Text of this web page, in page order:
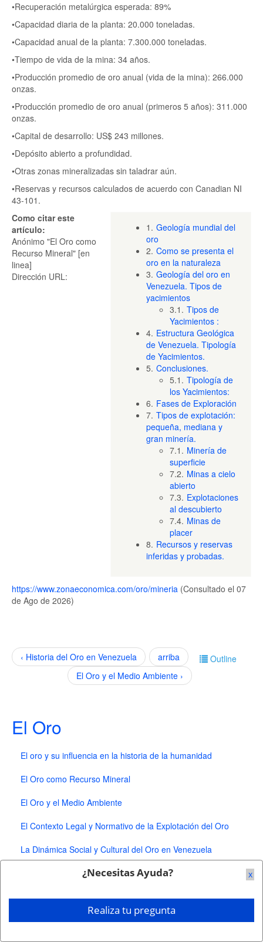
•Recuperación metalúrgica esperada: 89%
•Capacidad diaria de la planta: 20.000 toneladas.
•Capacidad anual de la planta: 7.300.000 toneladas.
•Tiempo de vida de la mina: 34 años.
•Producción promedio de oro anual (vida de la mina): 266.000
onzas.
•Producción promedio de oro anual (primeros 5 años): 311.000
onzas.
•Capital de desarrollo: US$ 243 millones.
•Depósito abierto a profundidad.
•Otras zonas mineralizadas sin taladrar aún.
•Reservas y recursos calculados de acuerdo con Canadian NI
43-101.
1. Geología mundial del
oro
2. Como se presenta el
oro en la naturaleza
3. Geología del oro en
Venezuela. Tipos de
yacimientos
3.1. Tipos de
Yacimientos :
4. Estructura Geológica
de Venezuela. Tipología
de Yacimientos.
5. Conclusiones.
5.1. Tipología de
los Yacimientos:
6. Fases de Exploración
7. Tipos de explotación:
pequeña, mediana y
gran minería.
7.1. Minería de
superficie
7.2. Minas a cielo
abierto
7.3. Explotaciones
al descubierto
7.4. Minas de
placer
8. Recursos y reservas
inferidas y probadas.
Como citar este
artículo:
Anónimo "El Oro como
Recurso Mineral" [en
linea]
Dirección URL:
https://www.zonaeconomica.com/oro/mineria (Consultado el 07
de Ago de 2026)
Outline
‹ Historia del Oro en Venezuela
arriba
El Oro y el Medio Ambiente ›
El Oro
El oro y su influencia en la historia de la humanidad
El Oro como Recurso Mineral
El Oro y el Medio Ambiente
El Contexto Legal y Normativo de la Explotación del Oro
La Dinámica Social y Cultural del Oro en Venezuela
Este contenido se proporciona con fines informativos y
x
¿Necesitas Ayuda?
Realiza tu pregunta